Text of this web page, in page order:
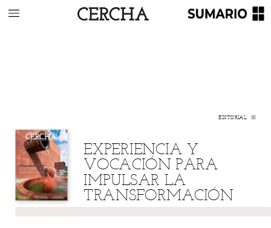
EXPERIENCIA Y
VOCACIÓN PARA
IMPULSAR LA
TRANSFORMACIÓN
EDITORIAL